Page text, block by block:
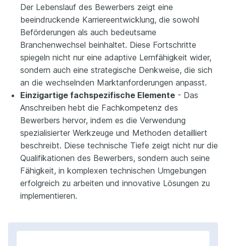
Der Lebenslauf des Bewerbers zeigt eine
beeindruckende Karriereentwicklung, die sowohl
Beförderungen als auch bedeutsame
Branchenwechsel beinhaltet. Diese Fortschritte
spiegeln nicht nur eine adaptive Lernfähigkeit wider,
sondern auch eine strategische Denkweise, die sich
an die wechselnden Marktanforderungen anpasst.
Einzigartige fachspezifische Elemente - Das
Anschreiben hebt die Fachkompetenz des
Bewerbers hervor, indem es die Verwendung
spezialisierter Werkzeuge und Methoden detailliert
beschreibt. Diese technische Tiefe zeigt nicht nur die
Qualifikationen des Bewerbers, sondern auch seine
Fähigkeit, in komplexen technischen Umgebungen
erfolgreich zu arbeiten und innovative Lösungen zu
implementieren.